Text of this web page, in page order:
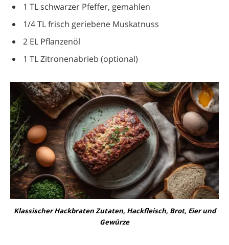
1 TL schwarzer Pfeffer, gemahlen
1/4 TL frisch geriebene Muskatnuss
2 EL Pflanzenöl
1 TL Zitronenabrieb (optional)
Klassischer Hackbraten Zutaten, Hackfleisch, Brot, Eier und
Gewürze